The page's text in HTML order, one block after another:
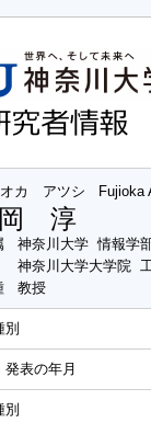
オカ アツシ Fujioka
淳
神奈川大学 情報学
神奈川大学大学院
教授
別
発表の年月
別